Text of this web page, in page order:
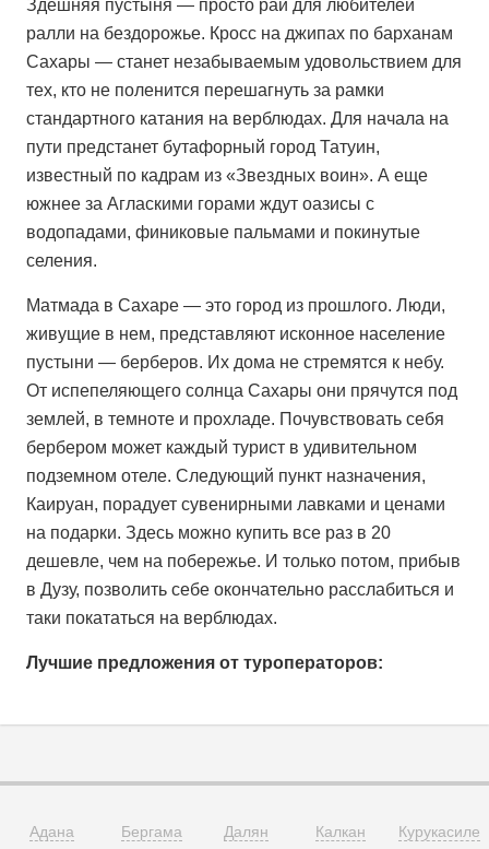
Здешняя пустыня — просто рай для любителей
ралли на бездорожье. Кросс на джипах по барханам
Сахары — станет незабываемым удовольствием для
тех, кто не поленится перешагнуть за рамки
стандартного катания на верблюдах. Для начала на
пути предстанет бутафорный город Татуин,
известный по кадрам из «Звездных воин». А еще
южнее за Агласкими горами ждут оазисы с
водопадами, финиковые пальмами и покинутые
селения.
Матмада в Сахаре — это город из прошлого. Люди,
живущие в нем, представляют исконное население
пустыни — берберов. Их дома не стремятся к небу.
От испепеляющего солнца Сахары они прячутся под
землей, в темноте и прохладе. Почувствовать себя
бербером может каждый турист в удивительном
подземном отеле. Следующий пункт назначения,
Каируан, порадует сувенирными лавками и ценами
на подарки. Здесь можно купить все раз в 20
дешевле, чем на побережье. И только потом, прибыв
в Дузу, позволить себе окончательно расслабиться и
таки покататься на верблюдах.
Лучшие предложения от туроператоров:
Адана
Бергама
Далян
Калкан
Курукасиле